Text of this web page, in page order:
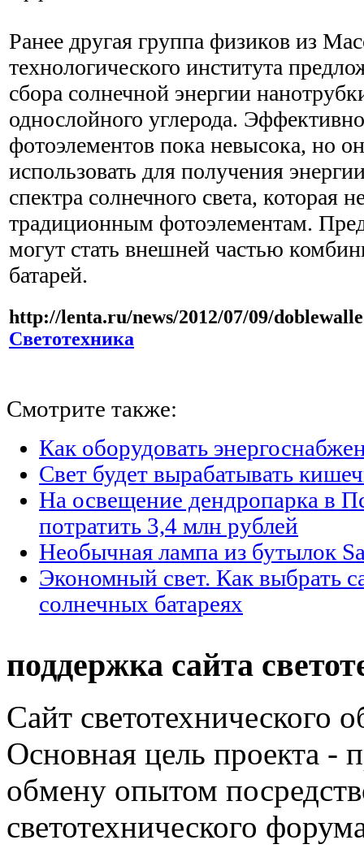
Ранее другая группа физиков из
технологического института
сбора солнечной энергии
однослойного углерода.
фотоэлементов пока невысока, но
использовать для получения
спектра солнечного света, которая
традиционным фотоэлементам.
могут стать внешней частью
батарей.
http://lenta.ru/news/2012/07/09/
Светотехника
Смотрите также:
Как оборудовать
Свет будет вырабатывать
На освещение дендропарка в
потратить 3,4 млн рублей
Необычная лампа из бутылок
Экономный свет. Как выбрать
солнечных батареях
поддержка сайта
Сайт светотехнического
Основная цель проекта -
обмену опытом
светотехнического